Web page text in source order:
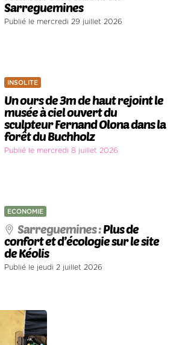
Sarreguemines
Publié le mercredi 29 juillet 2026
INSOLITE
Un ours de 3m de haut rejoint le
musée à ciel ouvert du
sculpteur Fernand Olona dans la
forêt du Buchholz
Publié le mercredi 8 juillet 2026
ECONOMIE
Sarreguemines :Plus de
confort et d’écologie sur le site
de Kéolis
Publié le jeudi 2 juillet 2026